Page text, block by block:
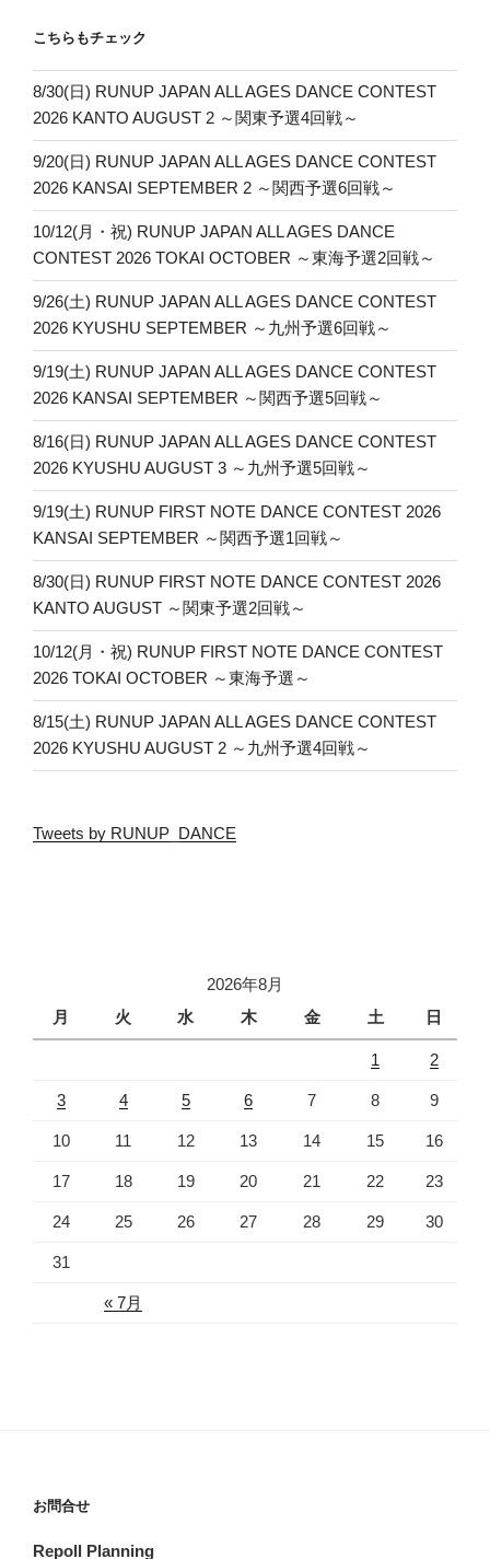
シ
ョ
ン
こちらもチェック
8/30(日) RUNUP JAPAN ALL AGES DANCE CONTEST
2026 KANTO AUGUST 2 ～関東予選4回戦～
9/20(日) RUNUP JAPAN ALL AGES DANCE CONTEST
2026 KANSAI SEPTEMBER 2 ～関西予選6回戦～
10/12(月・祝) RUNUP JAPAN ALL AGES DANCE
CONTEST 2026 TOKAI OCTOBER ～東海予選2回戦～
9/26(土) RUNUP JAPAN ALL AGES DANCE CONTEST
2026 KYUSHU SEPTEMBER ～九州予選6回戦～
9/19(土) RUNUP JAPAN ALL AGES DANCE CONTEST
2026 KANSAI SEPTEMBER ～関西予選5回戦～
8/16(日) RUNUP JAPAN ALL AGES DANCE CONTEST
2026 KYUSHU AUGUST 3 ～九州予選5回戦～
9/19(土) RUNUP FIRST NOTE DANCE CONTEST 2026
KANSAI SEPTEMBER ～関西予選1回戦～
8/30(日) RUNUP FIRST NOTE DANCE CONTEST 2026
KANTO AUGUST ～関東予選2回戦～
10/12(月・祝) RUNUP FIRST NOTE DANCE CONTEST
2026 TOKAI OCTOBER ～東海予選～
8/15(土) RUNUP JAPAN ALL AGES DANCE CONTEST
2026 KYUSHU AUGUST 2 ～九州予選4回戦～
Tweets by RUNUP_DANCE
2026年8月
月
火 水 木 金 土 日
« 7月
1 2
3 4 5 6 7 8 9
10 11 12 13 14 15 16
17 18 19 20 21 22 23
24 25 26 27 28 29 30
31
お問合せ
Repoll Planning